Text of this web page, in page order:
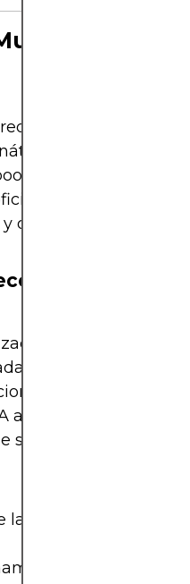
el
sociales para
Sus cuentas
y X (antes Twitter)
con acceso
detrás de cámaras.
digital
lanzará
usuario podrá
personalizadas.
alcance los 70
su canal de YouTube
la FIFA adaptadas
y